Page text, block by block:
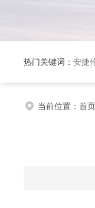
热门关键词： 安捷伦紫
当前位置： 首页